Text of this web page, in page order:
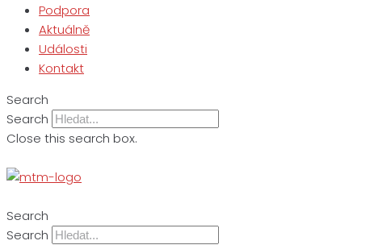
Podpora
Aktuálně
Události
Kontakt
Search
Search
Close this search box.
Search
Search